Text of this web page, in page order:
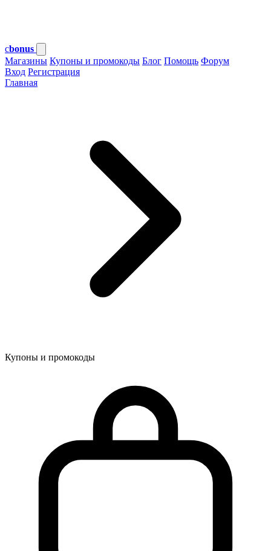
cbonus
Магазины Купоны и промокоды Блог Помощь Форум
Вход Регистрация
Главная
Купоны и промокоды